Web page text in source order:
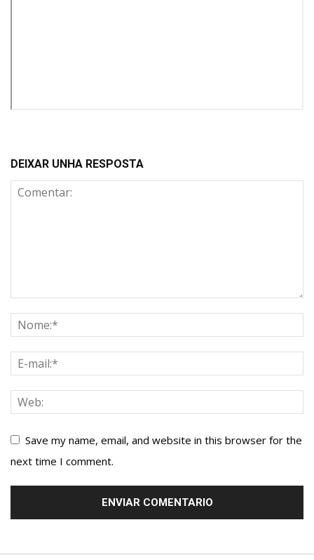
DEIXAR UNHA RESPOSTA
Save my name, email, and website in this browser for the
next time I comment.